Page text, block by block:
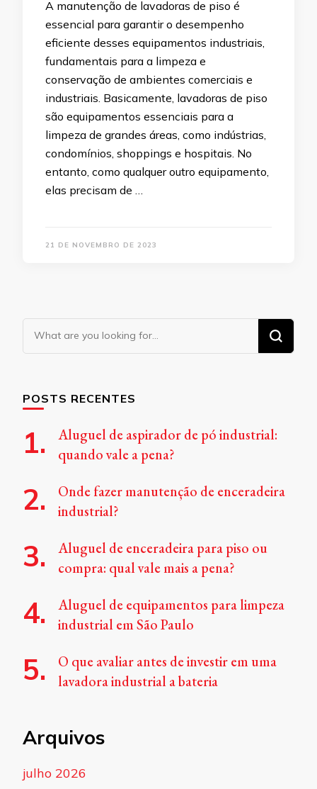
A manutenção de lavadoras de piso é
essencial para garantir o desempenho
eficiente desses equipamentos industriais,
fundamentais para a limpeza e
conservação de ambientes comerciais e
industriais. Basicamente, lavadoras de piso
são equipamentos essenciais para a
limpeza de grandes áreas, como indústrias,
condomínios, shoppings e hospitais. No
entanto, como qualquer outro equipamento,
elas precisam de …
21 DE NOVEMBRO DE 2023
Looking
for
POSTS RECENTES
Aluguel de aspirador de pó industrial:
quando vale a pena?
Onde fazer manutenção de enceradeira
industrial?
Aluguel de enceradeira para piso ou
compra: qual vale mais a pena?
Aluguel de equipamentos para limpeza
industrial em São Paulo
O que avaliar antes de investir em uma
lavadora industrial a bateria
Arquivos
julho 2026